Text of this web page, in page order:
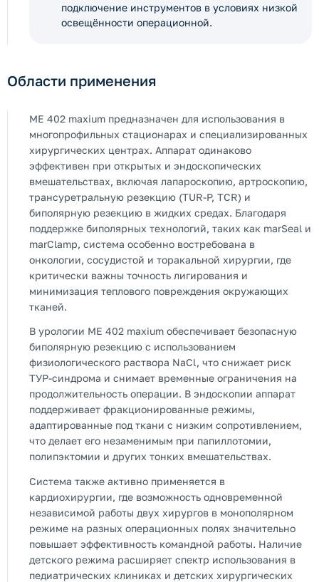
подключение инструментов в условиях низкой
освещённости операционной.
Области применения
ME 402 maxium предназначен для использования в
многопрофильных стационарах и специализированных
хирургических центрах. Аппарат одинаково
эффективен при открытых и эндоскопических
вмешательствах, включая лапароскопию, артроскопию,
трансуретральную резекцию (TUR-P, TCR) и
биполярную резекцию в жидких средах. Благодаря
поддержке биполярных технологий, таких как marSeal и
marClamp, система особенно востребована в
онкологии, сосудистой и торакальной хирургии, где
критически важны точность лигирования и
минимизация теплового повреждения окружающих
тканей.
В урологии ME 402 maxium обеспечивает безопасную
биполярную резекцию с использованием
физиологического раствора NaCl, что снижает риск
ТУР-синдрома и снимает временные ограничения на
продолжительность операции. В эндоскопии аппарат
поддерживает фракционированные режимы,
адаптированные под ткани с низким сопротивлением,
что делает его незаменимым при папиллотомии,
полипэктомии и других тонких вмешательствах.
Система также активно применяется в
кардиохирургии, где возможность одновременной
независимой работы двух хирургов в монополярном
режиме на разных операционных полях значительно
повышает эффективность командной работы. Наличие
детского режима расширяет спектр использования в
педиатрических клиниках и детских хирургических